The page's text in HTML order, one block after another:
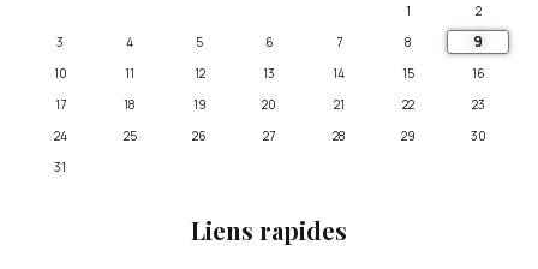
1
2
3
4 5 6 7 8 9
10 11 12 13 14 15
16
17
18 19 20 21 22
23
24
25 26 27 28 29
30
31
Liens rapides